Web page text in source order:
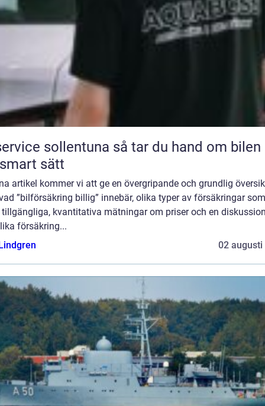
sollentuna så tar du hand om bilen på
sätt
artikel kommer vi att ge en övergripande och grundlig
”bilförsäkring billig” innebär, olika typer av försäkringar som
kvantitativa mätningar om priser och en
försäkring...
02 augusti